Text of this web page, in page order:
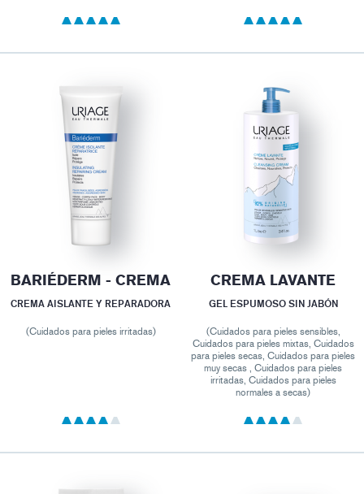
BARIÉDERM - CREMA
CREMA AISLANTE Y REPARADORA
(Cuidados para pieles irritadas)
CREMA LAVANTE
GEL ESPUMOSO SIN JABÓN
(Cuidados para pieles sensibles,
Cuidados para pieles mixtas, Cuidados
para pieles secas, Cuidados para pieles
muy secas , Cuidados para pieles
irritadas, Cuidados para pieles
normales a secas)